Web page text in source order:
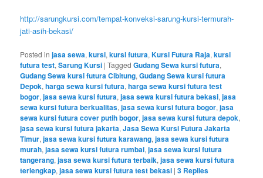
http://sarungkursi.com/tempat-konveksi-sarung-kursi-termurah-
jati-asih-bekasi/
Posted in jasa sewa,kursi,kursi futura,Kursi Futura Raja,kursi
futura test,Sarung Kursi |Tagged Gudang Sewa kursi futura,
Gudang Sewa kursi futura Cibitung,Gudang Sewa kursi futura
Depok,harga sewa kursi futura,harga sewa kursi futura test
bogor,jasa sewa kursi futura,jasa sewa kursi futura bekasi,jasa
sewa kursi futura berkualitas,jasa sewa kursi futura bogor,jasa
sewa kursi futura cover putih bogor,jasa sewa kursi futura depok,
jasa sewa kursi futura jakarta,Jasa Sewa Kursi Futura Jakarta
Timur,jasa sewa kursi futura karawang,jasa sewa kursi futura
murah,jasa sewa kursi futura rumbai,jasa sewa kursi futura
tangerang,jasa sewa kursi futura terbaik,jasa sewa kursi futura
terlengkap,jasa sewa kursi futura test bekasi |3 Replies